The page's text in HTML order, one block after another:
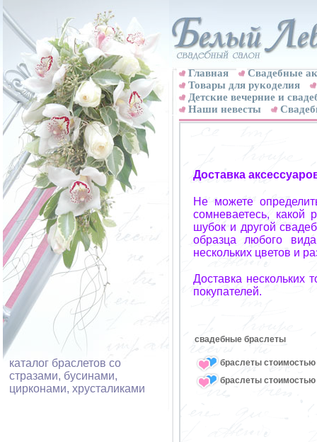
каталог браслетов со
стразами, бусинами,
цирконами, хрусталиками
Главная
Свадебные
Товары для рукоделия
Детские вечерние и
Наши невесты
Доставка
Не можете
сомневаетесь, какой
шубок и другой
образца любого
нескольких цветов и
Доставка нескольких
покупателей.
свадебные браслеты
браслеты
браслеты стоимостью